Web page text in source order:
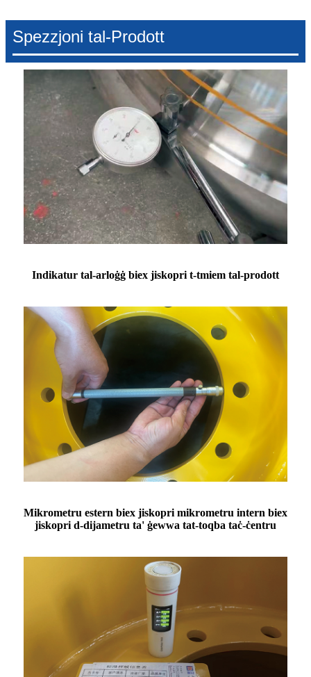
Spezzjoni tal-Prodott
Indikatur tal-arloġġ biex jiskopri t-tmiem tal-prodott
Mikrometru estern biex jiskopri mikrometru intern biex
jiskopri d-dijametru ta' ġewwa tat-toqba taċ-ċentru